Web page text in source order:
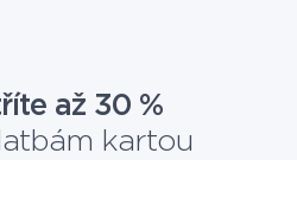
až 30 %
kartou